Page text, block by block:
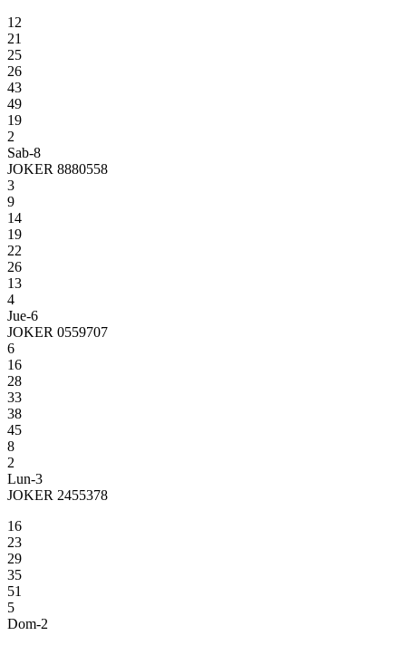
12
21
25
26
43
49
19
2
Sab-8
JOKER 8880558
3
9
14
19
22
26
13
4
Jue-6
JOKER 0559707
6
16
28
33
38
45
8
2
Lun-3
JOKER 2455378
16
23
29
35
51
5
Dom-2